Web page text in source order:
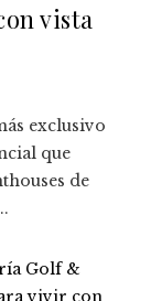
vista
exclusivo
que
de